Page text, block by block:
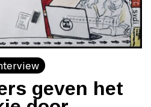
geven het